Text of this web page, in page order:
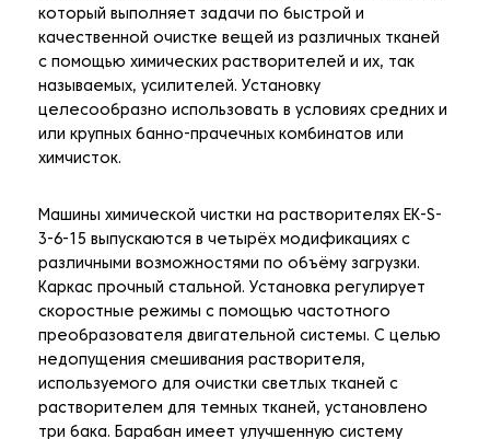
который выполняет задачи по быстрой и
качественной очистке вещей из различных тканей
с помощью химических растворителей и их, так
называемых, усилителей. Установку
целесообразно использовать в условиях средних и
или крупных банно-прачечных комбинатов или
химчисток.
Машины химической чистки на растворителях EK-S-
3-6-15 выпускаются в четырёх модификациях с
различными возможностями по объёму загрузки.
Каркас прочный стальной. Установка регулирует
скоростные режимы с помощью частотного
преобразователя двигательной системы. С целью
недопущения смешивания растворителя,
используемого для очистки светлых тканей с
растворителем для темных тканей, установлено
три бака. Барабан имеет улучшенную систему